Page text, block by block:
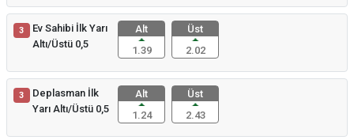
3
Ev Sahibi İlk Yarı
Altı/Üstü 0,5
Alt
1.39
Üst
2.02
3
Deplasman İlk
Yarı Altı/Üstü 0,5
Alt
1.24
Üst
2.43